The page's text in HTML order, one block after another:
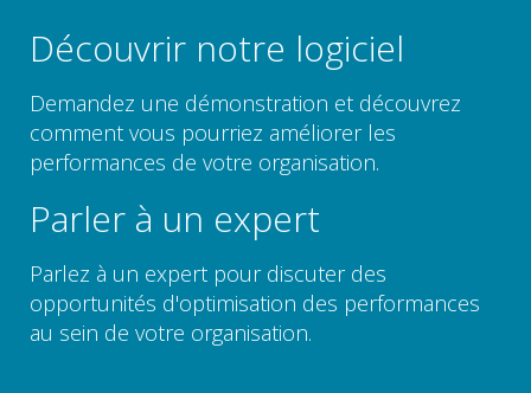
Découvrir notre logiciel
Demandez une démonstration et découvrez
comment vous pourriez améliorer les
performances de votre organisation.
Parler à un expert
Parlez à un expert pour discuter des
opportunités d'optimisation des performances
au sein de votre organisation.